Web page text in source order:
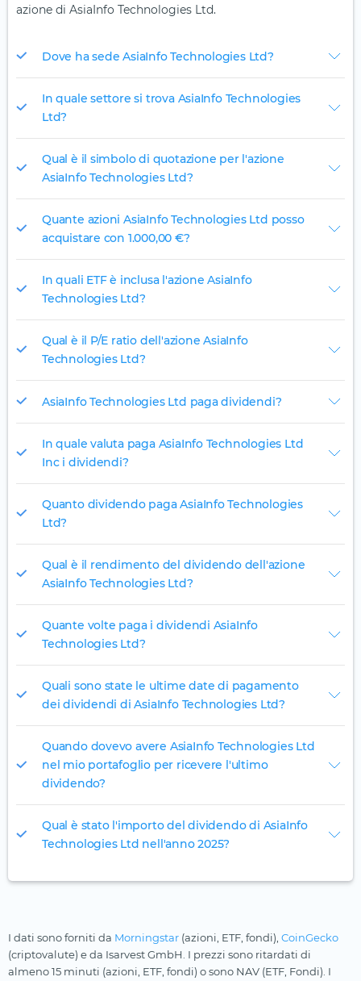
azione di AsiaInfo Technologies Ltd.
Dove ha sede AsiaInfo Technologies Ltd?
In quale settore si trova AsiaInfo Technologies
Ltd?
Qual è il simbolo di quotazione per l'azione
AsiaInfo Technologies Ltd?
Quante azioni AsiaInfo Technologies Ltd posso
acquistare con 1.000,00 €?
In quali ETF è inclusa l'azione AsiaInfo
Technologies Ltd?
Qual è il P/E ratio dell'azione AsiaInfo
Technologies Ltd?
AsiaInfo Technologies Ltd paga dividendi?
In quale valuta paga AsiaInfo Technologies Ltd
Inc i dividendi?
Quanto dividendo paga AsiaInfo Technologies
Ltd?
Qual è il rendimento del dividendo dell'azione
AsiaInfo Technologies Ltd?
Quante volte paga i dividendi AsiaInfo
Technologies Ltd?
Quali sono state le ultime date di pagamento
dei dividendi di AsiaInfo Technologies Ltd?
Quando dovevo avere AsiaInfo Technologies Ltd
nel mio portafoglio per ricevere l'ultimo
dividendo?
Qual è stato l'importo del dividendo di AsiaInfo
Technologies Ltd nell'anno 2025?
I dati sono forniti da Morningstar (azioni, ETF, fondi), CoinGecko
(criptovalute) e da Isarvest GmbH. I prezzi sono ritardati di
almeno 15 minuti (azioni, ETF, fondi) o sono NAV (ETF, Fondi). I